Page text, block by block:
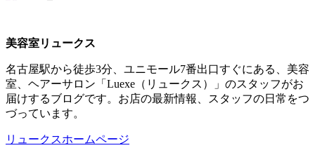
美容室リュークス
名古屋駅から徒歩3分、ユニモール7番出口すぐにある、美容
室、ヘアーサロン「Luexe（リュークス）」のスタッフがお
届けするブログです。お店の最新情報、スタッフの日常をつ
づっています。
リュークスホームページ